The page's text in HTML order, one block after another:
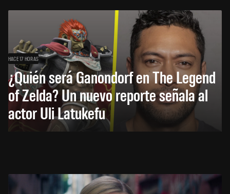
HACE 17 HORAS
¿Quién será Ganondorf en The Legend
of Zelda? Un nuevo reporte señala al
actor Uli Latukefu